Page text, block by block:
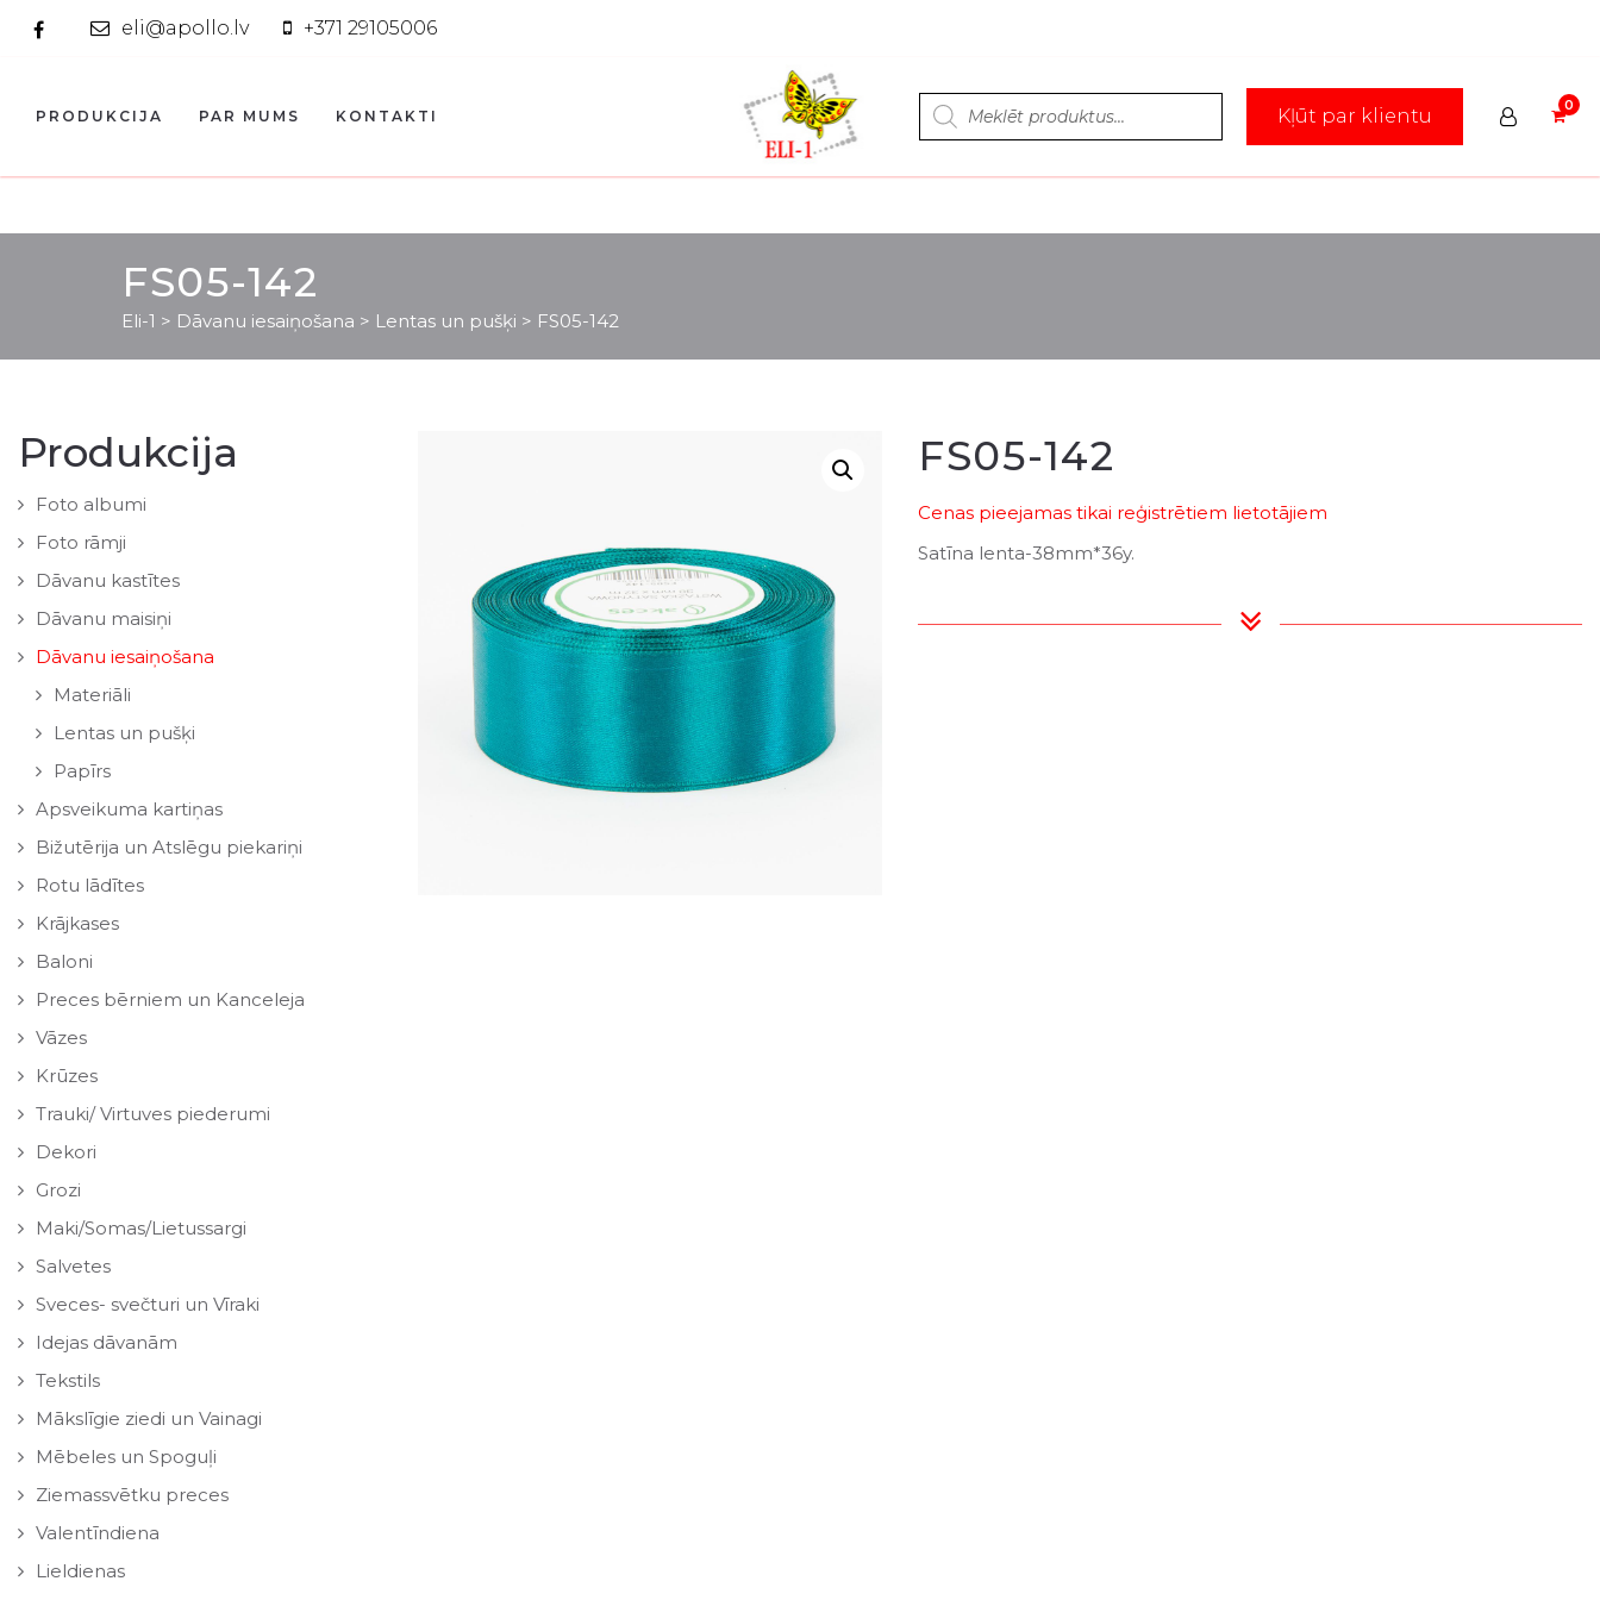
eli@apollo.lv +371 29105006
Products
search Kļūt par klientu
PRODUKCIJA PAR MUMS KONTAKTI
FS05-142
Eli-1 > Dāvanu iesaiņošana > Lentas un pušķi > FS05-142
Produkcija
Foto albumi
Foto rāmji
Dāvanu kastītes
Dāvanu maisiņi
Dāvanu iesaiņošana
Materiāli
Lentas un pušķi
Papīrs
Apsveikuma kartiņas
Bižutērija un Atslēgu piekariņi
Rotu lādītes
Krājkases
Baloni
Preces bērniem un Kanceleja
Vāzes
Krūzes
Trauki/ Virtuves piederumi
Dekori
Grozi
Maki/Somas/Lietussargi
Salvetes
Sveces- svečturi un Vīraki
Idejas dāvanām
Tekstils
Mākslīgie ziedi un Vainagi
Mēbeles un Spoguļi
Ziemassvētku preces
Valentīndiena
Lieldienas
FS05-142
Cenas pieejamas tikai reģistrētiem lietotājiem
Satīna lenta-38mm*36y.